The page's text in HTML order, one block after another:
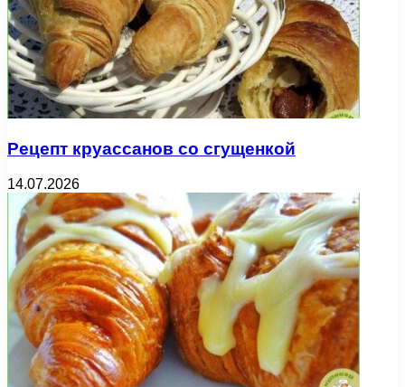
Рецепт круассанов со сгущенкой
14.07.2026